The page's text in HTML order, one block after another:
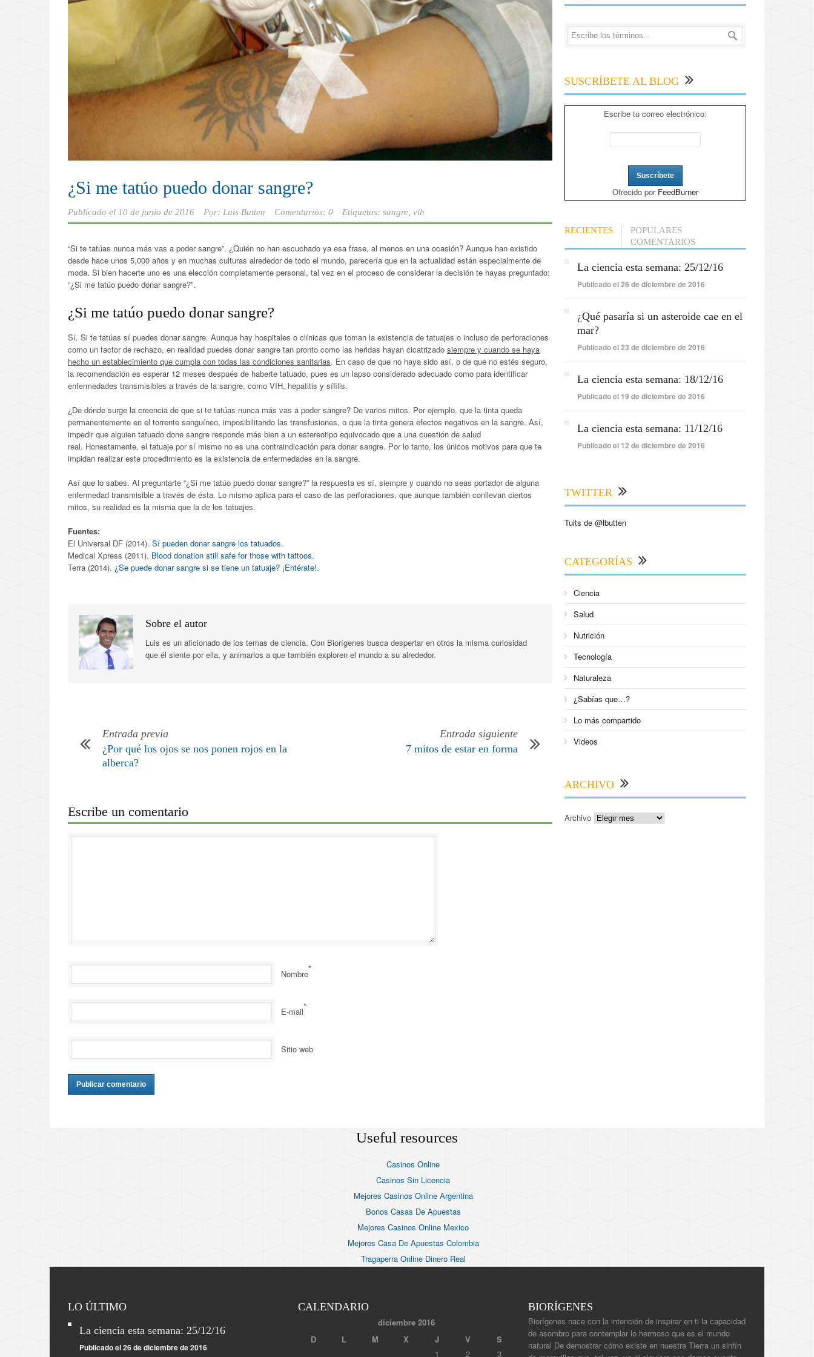
¿Si me tatúo puedo donar sangre?
Publicado el 10 de junio de 2016 Por: Luis Butten Comentarios: 0 Etiquetas: sangre vih
“Si te tatúas nunca más vas a poder sangre”. ¿Quién no han escuchado ya esa frase, al menos en una ocasión? Aunque han existido
desde hace unos 5,000 años y en muchas culturas alrededor de todo el mundo, parecería que en la actualidad están especialmente de
moda. Si bien hacerte uno es una elección completamente personal, tal vez en el proceso de considerar la decisión te hayas preguntado:
“¿Si me tatúo puedo donar sangre?”.
¿Si me tatúo puedo donar sangre?
Sí. Si te tatúas sí puedes donar sangre. Aunque hay hospitales o clínicas que toman la existencia de tatuajes o incluso de perforaciones
como un factor de rechazo, en realidad puedes donar sangre tan pronto como las heridas hayan cicatrizado siempre y cuando se haya
hecho un establecimiento que cumpla con todas las condiciones sanitarias. En caso de que no haya sido así, o de que no estés seguro,
la recomendación es esperar 12 meses después de haberte tatuado, pues es un lapso considerado adecuado como para identificar
enfermedades transmisibles a través de la sangre, como VIH, hepatitis y sífilis.
¿De dónde surge la creencia de que si te tatúas nunca más vas a poder sangre? De varios mitos. Por ejemplo, que la tinta queda
permanentemente en el torrente sanguíneo, imposibilitando las transfusiones, o que la tinta genera efectos negativos en la sangre. Así,
impedir que alguien tatuado done sangre responde más bien a un estereotipo equivocado que a una cuestión de salud
real. Honestamente, el tatuaje por sí mismo no es una contraindicación para donar sangre. Por lo tanto, los únicos motivos para que te
impidan realizar este procedimiento es la existencia de enfermedades en la sangre.
Así que lo sabes. Al preguntarte “¿Si me tatúo puedo donar sangre?” la respuesta es sí, siempre y cuando no seas portador de alguna
enfermedad transmisible a través de ésta. Lo mismo aplica para el caso de las perforaciones, que aunque también conllevan ciertos
mitos, su realidad es la misma que la de los tatuajes.
Fuentes:
El Universal DF (2014). Sí pueden donar sangre los tatuados.
Medical Xpress (2011). Blood donation still safe for those with tattoos.
Terra (2014). ¿Se puede donar sangre si se tiene un tatuaje? ¡Entérate!.
Sobre el autor
Luis es un aficionado de los temas de ciencia. Con Biorígenes busca despertar en otros la misma curiosidad
que él siente por ella, y animarlos a que también exploren el mundo a su alrededor.
Entrada previa
¿Por qué los ojos se nos ponen rojos en la
alberca?
Entrada siguiente
7 mitos de estar en forma
Escribe un comentario
Nombre*
E-mail*
Sitio web
SUSCRÍBETE AL BLOG
Escribe tu correo electrónico:
Ofrecido por FeedBurner
RECIENTES
POPULARES
COMENTARIOS
La ciencia esta semana: 25/12/16
Publicado el 26 de diciembre de 2016
¿Qué pasaría si un asteroide cae en el
mar?
Publicado el 23 de diciembre de 2016
La ciencia esta semana: 18/12/16
Publicado el 19 de diciembre de 2016
La ciencia esta semana: 11/12/16
Publicado el 12 de diciembre de 2016
TWITTER
Tuits de @lbutten
CATEGORÍAS
Ciencia
Salud
Nutrición
Tecnología
Naturaleza
¿Sabías que…?
Lo más compartido
Videos
ARCHIVO
Archivo
Useful resources
Casinos Online
Casinos Sin Licencia
Mejores Casinos Online Argentina
Bonos Casas De Apuestas
Mejores Casinos Online Mexico
Mejores Casa De Apuestas Colombia
Tragaperra Online Dinero Real
LO ÚLTIMO
La ciencia esta semana: 25/12/16
Publicado el 26 de diciembre de 2016
CALENDARIO
diciembre 2016
D
L M X J V
S
1
2 3
BIORÍGENES
Biorígenes nace con la intención de inspirar en ti la capacidad
de asombro para contemplar lo hermoso que es el mundo
natural De demostrar cómo existe en nuestra Tierra un sinfín